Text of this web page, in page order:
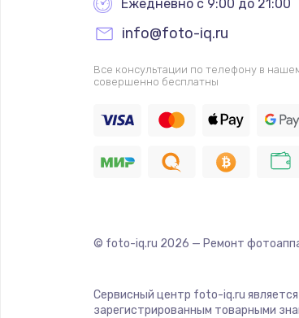
Ежедневно с 9:00 до 21:00
info@foto-iq.ru
Все консультации по телефону в
совершенно бесплатны
© foto-iq.ru 2026 — Ремонт
Сервисный центр foto-iq.ru
зарегистрированным товарными